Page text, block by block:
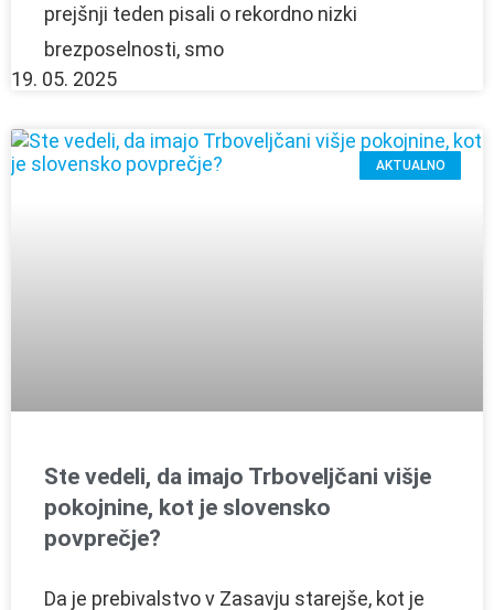
prejšnji teden pisali o rekordno nizki
brezposelnosti, smo
19. 05. 2025
AKTUALNO
Ste vedeli, da imajo Trboveljčani višje
pokojnine, kot je slovensko
povprečje?
Da je prebivalstvo v Zasavju starejše, kot je